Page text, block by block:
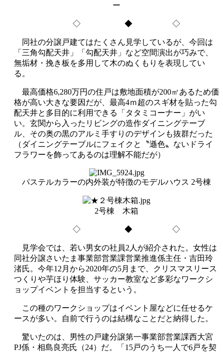
ー
◇ ◆ ◇
同社の分譲戸建てはたくさん見学しているが、今回は
「三角勾配天井」「勾配天井」など空間演出が巧みで、
無垢材・挽き板を多用して木のぬくもりを表現してい
る。
最高価格6,280万円の住戸は敷地面積が200㎡あるため価
格が高い大きな要因だが、最高4ｍ超のスギ材を貼った勾
配天井と多目的に利用できる「タタミコーナー」がい
い。玄関から入ったリビングの造作ダイニングテーブ
ル、その奥の黒のアルミ手すりのデザインも抜群だった
（ダイニングテーブルにフェイクと〝遜色〟ないドライ
フラワーを飾ってあるのは理解不能だが）
パステルカラーの内外装が特徴のモデルハウス 2号棟
2号棟 木箱
◇ ◆ ◇
見学会では、若い男女の社員2人が紹介された。女性は
同社分譲さいたま事業部営業課営業推進係主任・吉田玲
渚氏。今年12月から2020年の5月まで、クリスマスリース
つくりや芋ほり体験、サッカー教室など多彩なワークシ
ョップイベントを担当するという。
この種のワークショップはイベント屋などに任せるケ
ースが多い。自前で行うのは結構なことだと納得した。
驚いたのは、男性の戸建分譲第一事業部営業課西大宮
PJ係・相島良亮氏（24）だ。「15戸のうち一人で6戸を契